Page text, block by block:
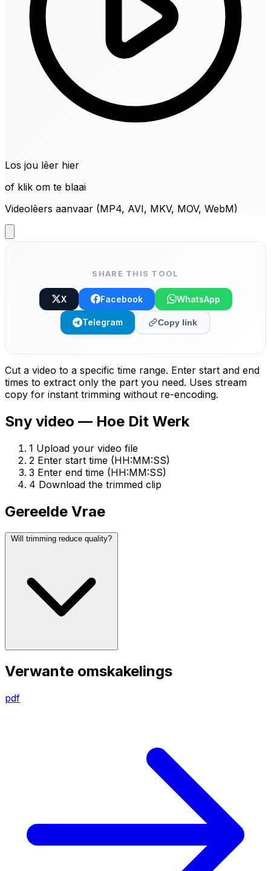
Los jou lêer hier
of klik om te blaai
Videolêers aanvaar (MP4, AVI, MKV, MOV, WebM)
SHARE THIS TOOL
X Facebook WhatsApp
Telegram Copy link
Cut a video to a specific time range. Enter start and end
times to extract only the part you need. Uses stream
copy for instant trimming without re-encoding.
Sny video — Hoe Dit Werk
1 Upload your video file
2 Enter start time (HH:MM:SS)
3 Enter end time (HH:MM:SS)
4 Download the trimmed clip
Gereelde Vrae
Will trimming reduce quality?
Verwante omskakelings
pdf